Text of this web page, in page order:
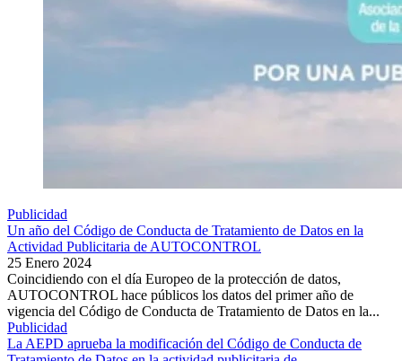
Publicidad
Un año del Código de Conducta de Tratamiento de Datos en la
Actividad Publicitaria de AUTOCONTROL
25 Enero 2024
Coincidiendo con el día Europeo de la protección de datos,
AUTOCONTROL hace públicos los datos del primer año de
vigencia del Código de Conducta de Tratamiento de Datos en la...
Publicidad
La AEPD aprueba la modificación del Código de Conducta de